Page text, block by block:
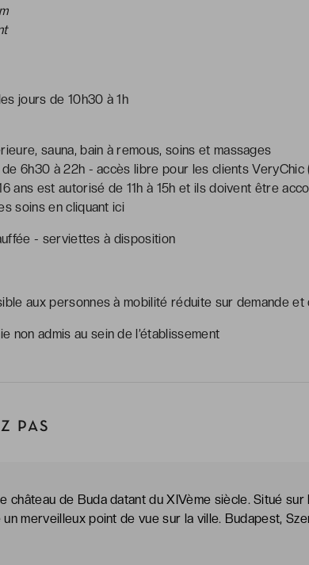
jours de 10h30 à 1h
sauna, bain à remous, soins et massages
6h30 à 22h - accès libre pour les clients VeryChic
ans est autorisé de 11h à 15h et ils doivent être
soins en cliquantici
- serviettes à disposition
aux personnes à mobilité réduite sur demande
non admis au sein de l’établissement
PAS
château de Buda datant du XIVème siècle. Situé sur
merveilleux point de vue sur la ville. Budapest,